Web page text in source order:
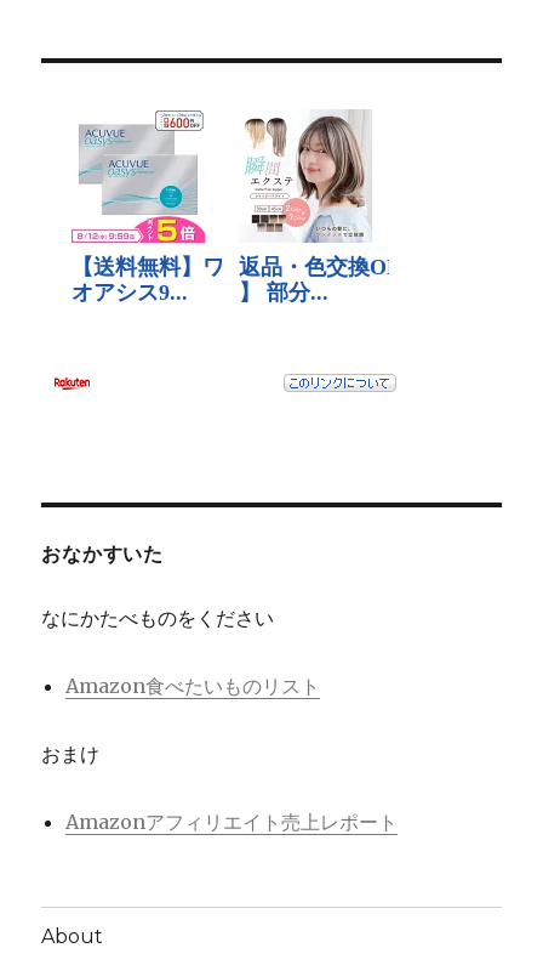
おなかすいた
なにかたべものをください
Amazon食べたいものリスト
おまけ
Amazonアフィリエイト売上レポート
About